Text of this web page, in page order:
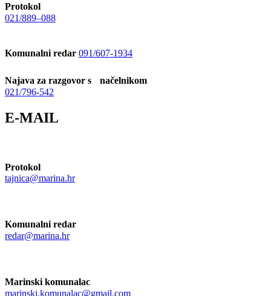
Protokol
021/889–088
Komunalni redar 091/607-1934
Najava za razgovor s načelnikom
021/796-542
E-MAIL
Protokol
tajnica@marina.hr
Komunalni redar
redar@marina.hr
Marinski komunalac
marinski.komunalac@gmail.com